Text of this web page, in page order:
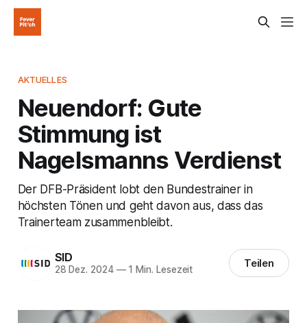
AKTUELLES
Neuendorf: Gute
Stimmung ist
Nagelsmanns Verdienst
Der DFB-Präsident lobt den Bundestrainer in
höchsten Tönen und geht davon aus, dass das
Trainerteam zusammenbleibt.
SID
28 Dez. 2024 —1 Min. Lesezeit Teilen